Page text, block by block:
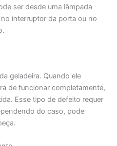
ser desde uma lâmpada
interruptor da porta ou no
geladeira. Quando ele
de funcionar completamente,
Esse tipo de defeito requer
do caso, pode